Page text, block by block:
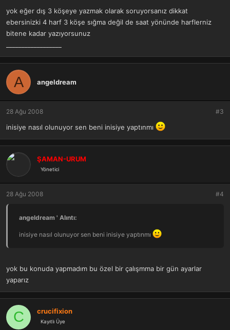
yok eğer dış 3 köşeye yazmak olarak soruyorsanız dikkat
ebersinizki 4 harf 3 köşe sığma değil de saat yönünde harflerniz
bitene kadar yazıyorsunuz
A angeldream
28 Ağu 2008 #3
inisiye nasıl olunuyor sen beni inisiye yaptınmı
ŞAMAN-URUM
Yönetici
28 Ağu 2008 #4
angeldream ' Alıntı:
inisiye nasıl olunuyor sen beni inisiye yaptınmı
yok bu konuda yapmadım bu özel bir çalışmma bir gün ayarlar
yaparız
C crucifixion
Kayıtlı Üye